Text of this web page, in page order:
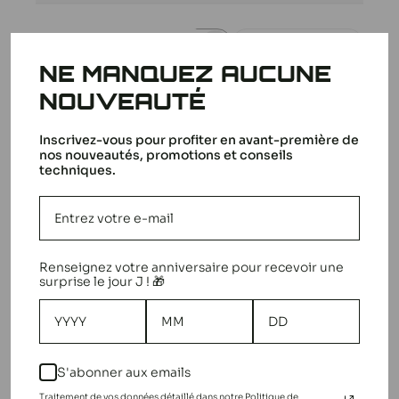
des
avis
Trier par: Plus récent
Tout va bien.
Philippe L. 🇫🇷
Acheteur vérifié
de
publication
Cet avis a-t-il été utile?
NE MANQUEZ AUCUNE
NOUVEAUTÉ
Inscrivez-vous pour profiter en avant-première de
nos nouveautés, promotions et conseils
techniques.
Renseignez votre anniversaire pour recevoir une
surprise le jour J ! 🎁
S'abonner aux emails
Traitement de vos données détaillé dans notre Politique de